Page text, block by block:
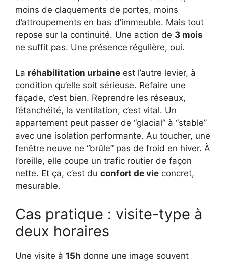
moins de claquements de portes, moins
d’attroupements en bas d’immeuble. Mais tout
repose sur la continuité. Une action de 3 mois
ne suffit pas. Une présence régulière, oui.
La réhabilitation urbaine est l’autre levier, à
condition qu’elle soit sérieuse. Refaire une
façade, c’est bien. Reprendre les réseaux,
l’étanchéité, la ventilation, c’est vital. Un
appartement peut passer de “glacial” à “stable”
avec une isolation performante. Au toucher, une
fenêtre neuve ne “brûle” pas de froid en hiver. À
l’oreille, elle coupe un trafic routier de façon
nette. Et ça, c’est du confort de vie concret,
mesurable.
Cas pratique : visite-type à
deux horaires
Une visite à 15h donne une image souvent